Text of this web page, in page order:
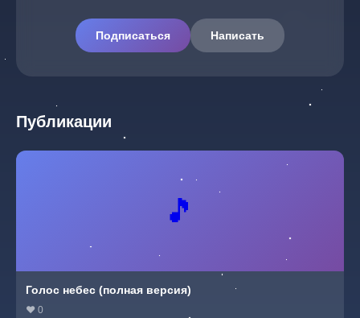
Подписаться Написать
Публикации
🎵
Голос небес (полная версия)
❤ 0